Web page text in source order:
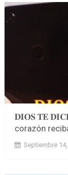
𝐃𝐈𝐎𝐒 𝐓𝐄
corazón
Septiembre